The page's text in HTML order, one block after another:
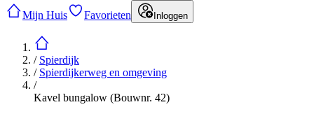
Mijn Huis Favorieten Inloggen
/ Spierdijk
/ Spierdijkerweg en omgeving
/
Kavel bungalow (Bouwnr. 42)